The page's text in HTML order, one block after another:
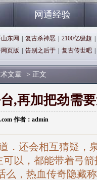
网通经验
东网 复古杀神恶 2100亿级超
页版 告别之后于 复古传世吧
文章 > 正文
,再加把劲需
作者：admin
．还会相互猜疑，
可以，都能带着弓
么，热血传奇隐藏